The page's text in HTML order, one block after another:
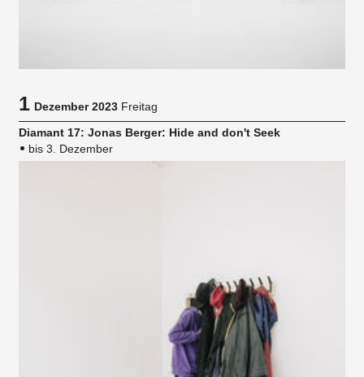
1Dezember 2023 Freitag
Diamant 17: Jonas Berger: Hide and don't Seek
bis 3. Dezember